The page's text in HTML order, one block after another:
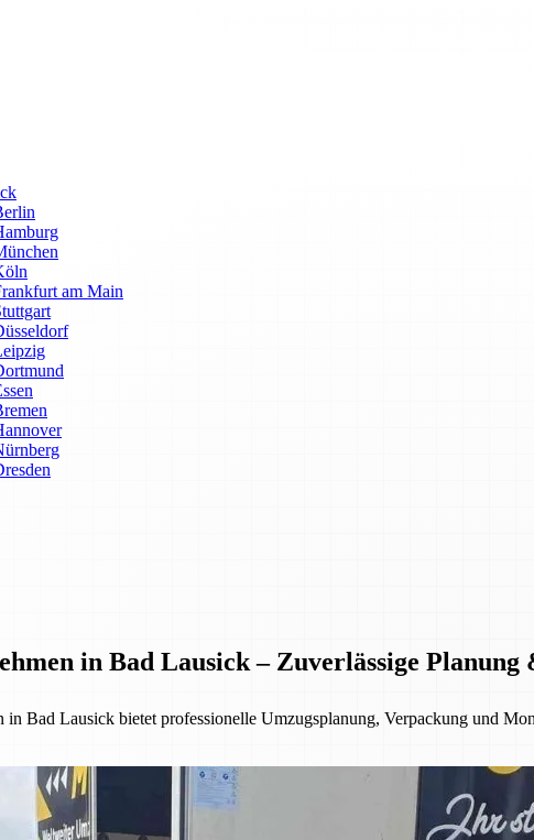
am Main
in Bad Lausick – Zuverlässige
in Bad Lausick bietet professionelle Umzugsplanung, Verpackung und